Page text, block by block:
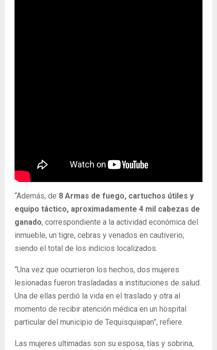
“Además, de 8 Armas de fuego, cartuchos útiles y
equipo táctico, aproximadamente 4 mil cabezas de
ganado, correspondiente a la actividad económica del
inmueble, un tigre, cebras y venados en cautiverio;
siendo el total de los indicios localizados.
“Una vez que ocurrieron los hechos, dos mujeres
lesionadas fueron trasladadas a instituciones de salud.
Una de ellas perdió la vida en el traslado y otra al
momento de recibir atención médica en un hospital
particular del municipio de Tequisquiapan”, refiere.
Las mujeres ultimadas son su esposa, tías y sobrina,